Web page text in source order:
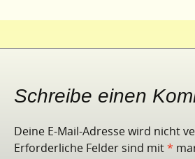
Schreibe einen
Deine E-Mail-Adresse wird nicht
Erforderliche Felder sind mit*